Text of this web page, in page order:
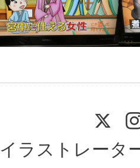
イラストレータ